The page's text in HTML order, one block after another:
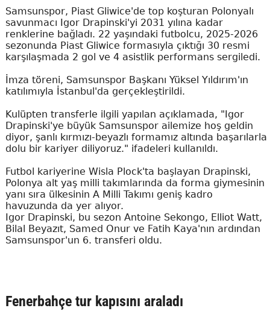
Samsunspor, Piast Gliwice'de top koşturan Polonyalı
savunmacı Igor Drapinski'yi 2031 yılına kadar
renklerine bağladı. 22 yaşındaki futbolcu, 2025-2026
sezonunda Piast Gliwice formasıyla çıktığı 30 resmi
karşılaşmada 2 gol ve 4 asistlik performans sergiledi.
İmza töreni, Samsunspor Başkanı Yüksel Yıldırım'ın
katılımıyla İstanbul'da gerçekleştirildi.
Kulüpten transferle ilgili yapılan açıklamada, "Igor
Drapinski'ye büyük Samsunspor ailemize hoş geldin
diyor, şanlı kırmızı-beyazlı formamız altında başarılarla
dolu bir kariyer diliyoruz." ifadeleri kullanıldı.
Futbol kariyerine Wisla Plock'ta başlayan Drapinski,
Polonya alt yaş milli takımlarında da forma giymesinin
yanı sıra ülkesinin A Milli Takımı geniş kadro
havuzunda da yer alıyor.
Igor Drapinski, bu sezon Antoine Sekongo, Elliot Watt,
Bilal Beyazıt, Samed Onur ve Fatih Kaya'nın ardından
Samsunspor'un 6. transferi oldu.
Fenerbahçe tur kapısını araladı